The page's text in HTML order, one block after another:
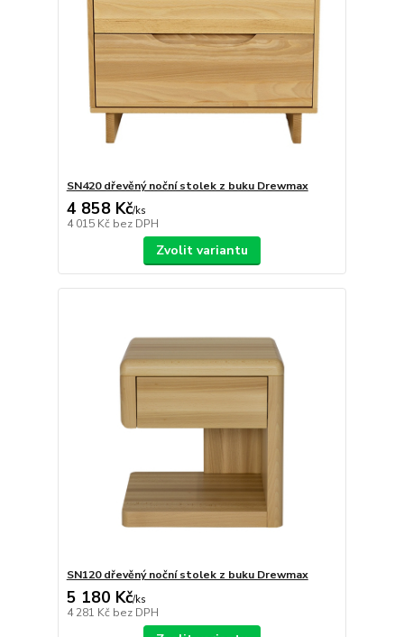
SN420 dřevěný noční stolek z buku Drewmax
4 858 Kč/ks
4 015 Kč bez DPH
Zvolit variantu
SN120 dřevěný noční stolek z buku Drewmax
5 180 Kč/ks
4 281 Kč bez DPH